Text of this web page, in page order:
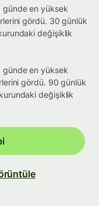
günde en yüksek
gördü. 30 günlük
değişiklik
günde en yüksek
gördü. 90 günlük
değişiklik